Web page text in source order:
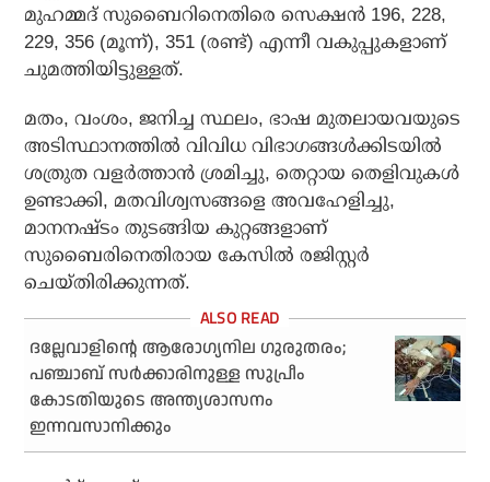
മുഹമ്മദ് സുബൈറിനെതിരെ സെക്ഷന്‍ 196, 228,
229, 356 (മൂന്ന്), 351 (രണ്ട്) എന്നീ വകുപ്പുകളാണ്
ചുമത്തിയിട്ടുള്ളത്.
മതം, വംശം, ജനിച്ച സ്ഥലം, ഭാഷ മുതലായവയുടെ
അടിസ്ഥാനത്തില്‍ വിവിധ വിഭാഗങ്ങള്‍ക്കിടയില്‍
ശത്രുത വളര്‍ത്താന്‍ ശ്രമിച്ചു, തെറ്റായ തെളിവുകള്‍
ഉണ്ടാക്കി, മതവിശ്വസങ്ങളെ അവഹേളിച്ചു,
മാനനഷ്ടം തുടങ്ങിയ കുറ്റങ്ങളാണ്
സുബൈരിനെതിരായ കേസില്‍ രജിസ്റ്റര്‍
ചെയ്തിരിക്കുന്നത്.
ദല്ലേവാളിന്റെ ആരോഗ്യനില ഗുരുതരം;
പഞ്ചാബ് സര്‍ക്കാരിനുള്ള സുപ്രീം
കോടതിയുടെ അന്ത്യശാസനം
ഇന്നവസാനിക്കും